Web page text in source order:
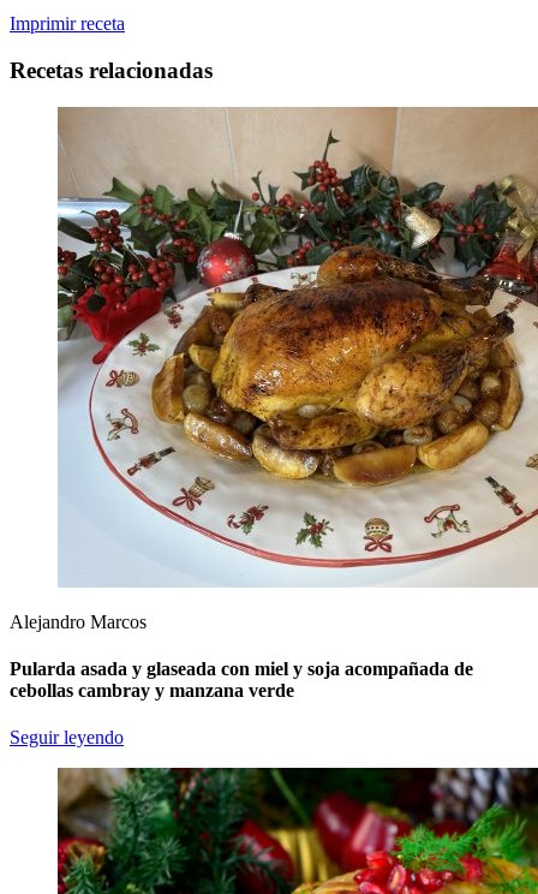
Imprimir receta
Recetas relacionadas
Alejandro Marcos
Pularda asada y glaseada con miel y soja acompañada de
cebollas cambray y manzana verde
Seguir leyendo